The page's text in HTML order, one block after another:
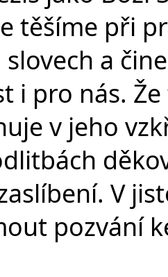
těšíme při
slovech a
i pro nás.
v jeho
V
pozvání